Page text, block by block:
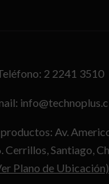
2 2241 3510
Av.
Cerrillos, Santiago,
Plano de Ubicación)